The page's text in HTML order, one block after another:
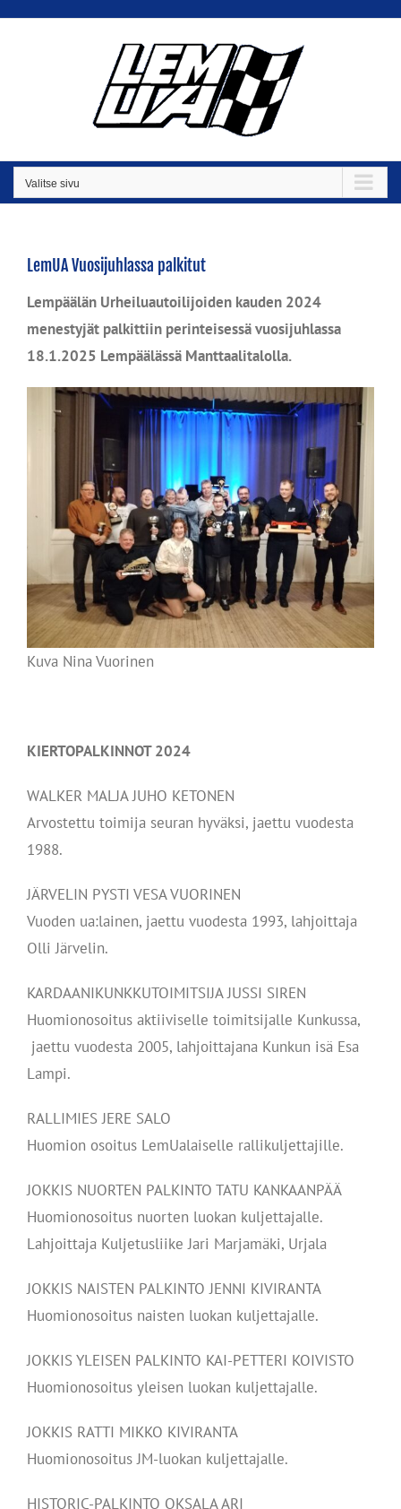
Valitse sivu
LemUA Vuosijuhlassa palkitut
Lempäälän Urheiluautoilijoiden kauden 2024
menestyjät palkittiin perinteisessä vuosijuhlassa
18.1.2025 Lempäälässä Manttaalitalolla.
Kuva Nina Vuorinen
KIERTOPALKINNOT 2024
WALKER MALJA JUHO KETONEN
Arvostettu toimija seuran hyväksi, jaettu vuodesta
1988.
JÄRVELIN PYSTI VESA VUORINEN
Vuoden ua:lainen, jaettu vuodesta 1993, lahjoittaja
Olli Järvelin.
KARDAANIKUNKKUTOIMITSIJA JUSSI SIREN
Huomionosoitus aktiiviselle toimitsijalle Kunkussa,
jaettu vuodesta 2005, lahjoittajana Kunkun isä Esa
Lampi.
RALLIMIES JERE SALO
Huomion osoitus LemUalaiselle rallikuljettajille.
JOKKIS NUORTEN PALKINTO TATU KANKAANPÄÄ
Huomionosoitus nuorten luokan kuljettajalle.
Lahjoittaja Kuljetusliike Jari Marjamäki, Urjala
JOKKIS NAISTEN PALKINTO JENNI KIVIRANTA
Huomionosoitus naisten luokan kuljettajalle.
JOKKIS YLEISEN PALKINTO KAI-PETTERI KOIVISTO
Huomionosoitus yleisen luokan kuljettajalle.
JOKKIS RATTI MIKKO KIVIRANTA
Huomionosoitus JM-luokan kuljettajalle.
HISTORIC-PALKINTO OKSALA ARI